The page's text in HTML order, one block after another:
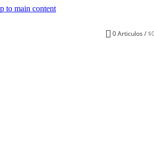
to main content
0Articulos / $